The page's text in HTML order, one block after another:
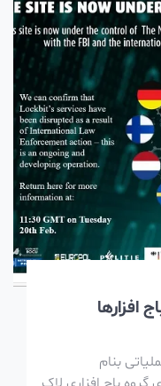
بنام